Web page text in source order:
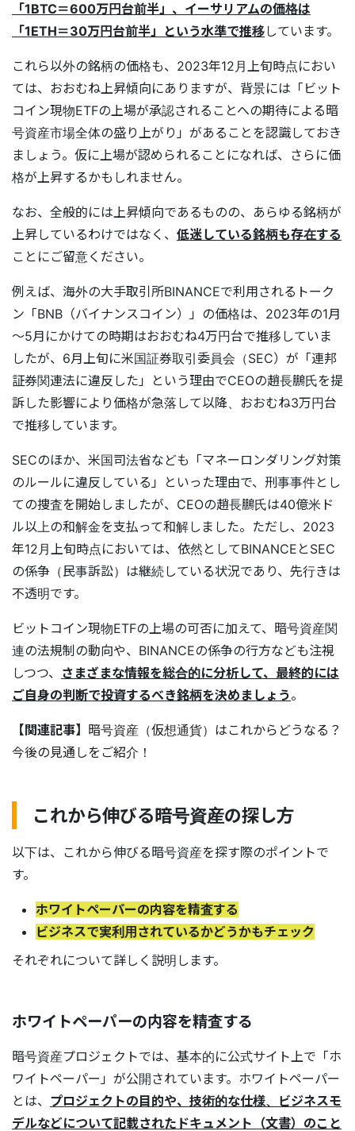
「1BTC＝600万円台前半」、イーサリアムの価格は
「1ETH＝30万円台前半」という水準で推移しています。
これら以外の銘柄の価格も、2023年12月上旬時点におい
ては、おおむね上昇傾向にありますが、背景には「ビット
コイン現物ETFの上場が承認されることへの期待による暗
号資産市場全体の盛り上がり」があることを認識しておき
ましょう。仮に上場が認められることになれば、さらに価
格が上昇するかもしれません。
なお、全般的には上昇傾向であるものの、あらゆる銘柄が
上昇しているわけではなく、 低迷している銘柄も存在する
ことにご留意ください。
例えば、海外の大手取引所BINANCEで利用されるトーク
ン「BNB（バイナンスコイン）」の価格は、2023年の1月
～5月にかけての時期はおおむね4万円台で推移していま
したが、6月上旬に米国証券取引委員会（SEC）が「連邦
証券関連法に違反した」という理由でCEOの趙長鵬氏を提
訴した影響により価格が急落して以降、おおむね3万円台
で推移しています。
SECのほか、米国司法省なども「マネーロンダリング対策
のルールに違反している」といった理由で、刑事事件とし
ての捜査を開始しましたが、CEOの趙長鵬氏は40億米ド
ル以上の和解金を支払って和解しました。ただし、2023
年12月上旬時点においては、依然としてBINANCEとSEC
の係争（民事訴訟）は継続している状況であり、先行きは
不透明です。
ビットコイン現物ETFの上場の可否に加えて、暗号資産関
連の法規制の動向や、BINANCEの係争の行方なども注視
しつつ、 さまざまな情報を総合的に分析して、最終的には
ご自身の判断で投資するべき銘柄を決めましょう 。
【関連記事】 暗号資産（仮想通貨）はこれからどうなる？
今後の見通しをご紹介！
これから伸びる暗号資産の探し方
以下は、これから伸びる暗号資産を探す際のポイントで
す。
ホワイトペーパーの内容を精査する
ビジネスで実利用されているかどうかもチェック
それぞれについて詳しく説明します。
ホワイトペーパーの内容を精査する
暗号資産プロジェクトでは、基本的に公式サイト上で「ホ
ワイトペーパー」が公開されています。ホワイトペーパー
とは、 プロジェクトの目的や、技術的な仕様、ビジネスモ
デルなどについて記載されたドキュメント（文書）のこと